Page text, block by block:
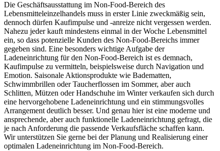
Die Geschäftsausstattung im Non-Food-Bereich des
Lebensmitteleinzelhandels muss in erster Linie zweckmäßig sein,
dennoch dürfen Kaufimpulse und -anreize nicht vergessen werden.
Nahezu jeder kauft mindestens einmal in der Woche Lebensmittel
ein, so dass potenzielle Kunden des Non-Food-Bereichs immer
gegeben sind. Eine besonders wichtige Aufgabe der
Ladeneinrichtung für den Non-Food-Bereich ist es demnach,
Kaufimpulse zu vermitteln, beispielsweise durch Navigation und
Emotion. Saisonale Aktionsprodukte wie Badematten,
Schwimmbrillen oder Taucherflossen im Sommer, aber auch
Schlitten, Mützen oder Handschuhe im Winter verkaufen sich durch
eine hervorgehobene Ladeneinrichtung und ein stimmungsvolles
Arrangement deutlich besser. Und genau hier ist eine moderne und
ansprechende, aber auch funktionelle Ladeneinrichtung gefragt, die
je nach Anforderung die passende Verkaufsfläche schaffen kann.
Wir unterstützen Sie gerne bei der Planung und Realisierung einer
optimalen Ladeneinrichtung im Non-Food-Bereich.